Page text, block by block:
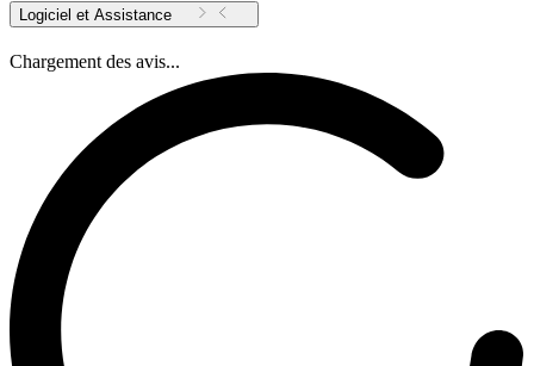
Logiciel et Assistance
Chargement des avis...